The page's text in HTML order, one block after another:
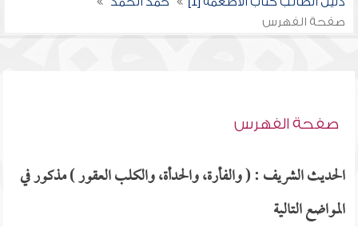
صفحة الفهرس
صفحة الفهرس
الحديث الشريف : ( والفأرة، والحدأة، والكلب العقور ) مذكور في
المواضع التالية